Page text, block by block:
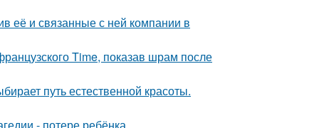
её и связанные с ней компании в
Time, показав шрам после
путь естественной красоты.